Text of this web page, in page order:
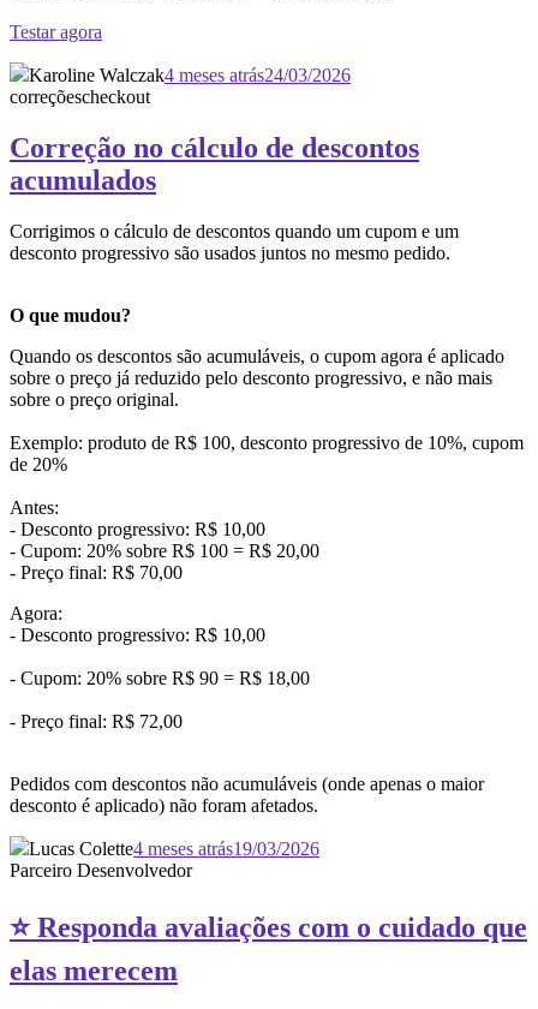
Testar agora
Karoline Walczak4 meses atrás24/03/2026
correçõescheckout
Correção no cálculo de descontos
acumulados
Corrigimos o cálculo de descontos quando um cupom e um
desconto progressivo são usados juntos no mesmo pedido.
O que mudou?
Quando os descontos são acumuláveis, o cupom agora é aplicado
sobre o preço já reduzido pelo desconto progressivo, e não mais
sobre o preço original.
Exemplo: produto de R$ 100, desconto progressivo de 10%, cupom
de 20%
Antes:
- Desconto progressivo: R$ 10,00
- Cupom: 20% sobre R$ 100 = R$ 20,00
- Preço final: R$ 70,00
Agora:
- Desconto progressivo: R$ 10,00
- Cupom: 20% sobre R$ 90 = R$ 18,00
- Preço final: R$ 72,00
Pedidos com descontos não acumuláveis (onde apenas o maior
desconto é aplicado) não foram afetados.
Lucas Colette4 meses atrás19/03/2026
Parceiro Desenvolvedor
⭐ Responda avaliações com o cuidado que
elas merecem